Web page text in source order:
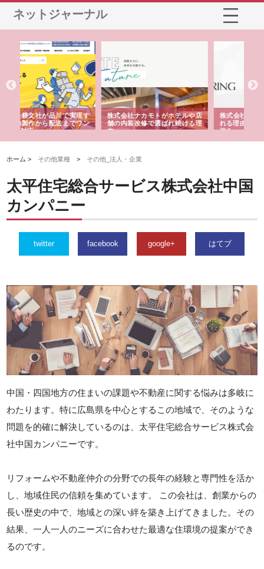
ネットジャーナル
株式会社スプリングエフが選ば
れる理由とOEMアパレル製造の
強み
桑木給食株式会社が福山市で選
ばれる手作り弁当配達の理由
ホーム > その他業種 > その他_法人・企業
太平住宅総合サービス株式会社中国
カンパニー
twitter facebook google+ はてブ
中国・四国地方の住まいの課題や不動産に関する悩みは多岐に
わたります。特に広島県を中心とするこの地域で、そのような
問題を的確に解決しているのは、太平住宅総合サービス株式会
社中国カンパニーです。
リフォームや不動産仲介の分野での長年の経験と専門性を活か
し、地域住民の信頼を集めています。 この会社は、創業からの
長い歴史の中で、地域との深い絆を築き上げてきました。その
結果、一人一人のニーズに合わせた最適な住環境の提案ができ
るのです。